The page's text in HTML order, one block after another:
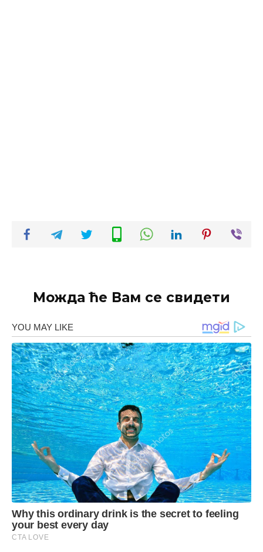
Можда ће Вам се свидети